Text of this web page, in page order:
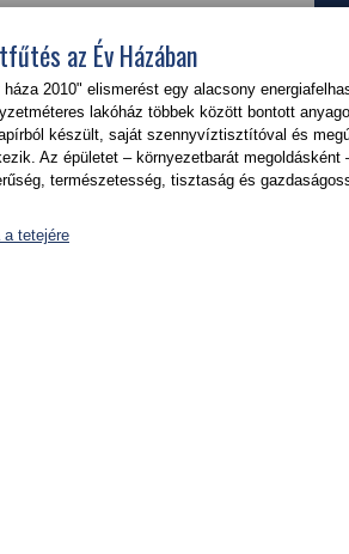
az Év Házában
háza 2010" elismerést egy alacsony
lakóház többek között bontott
készült, saját szennyvíztisztítóval és
Az épületet – környezetbarát
természetesség, tisztaság és
tetejére